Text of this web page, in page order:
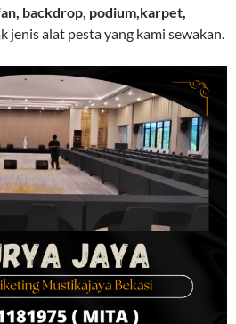
backdrop, podium,karpet,
jenis alat pesta yang kami sewakan.